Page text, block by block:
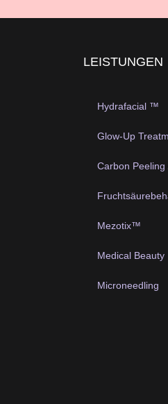
LEISTUNGEN
Hydrafacial ™
Glow-Up
Carbon
Mezotix™
Medical Beauty
Microneedling